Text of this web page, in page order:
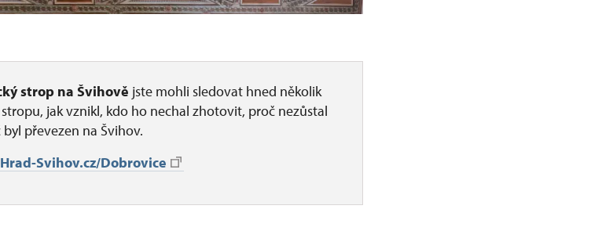
strop na Švihově jste mohli sledovat hned několik
jak vznikl, kdo ho nechal zhotovit, proč nezůstal
převezen na Švihov.
Svihov.cz/Dobrovice